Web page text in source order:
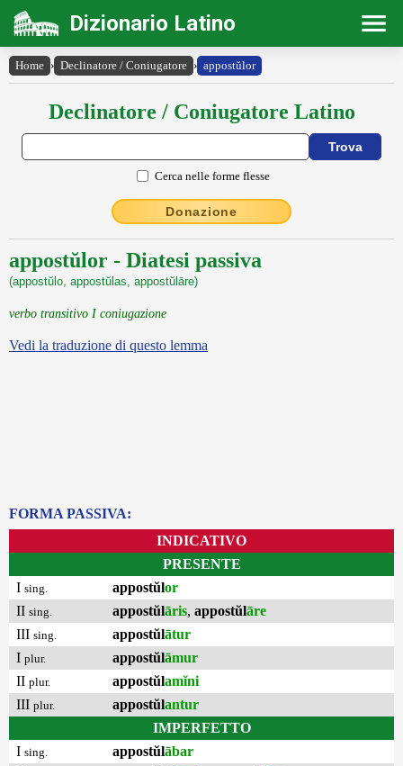
Dizionario Latino
Home › Declinatore / Coniugatore › appostŭlor
Declinatore / Coniugatore Latino
Cerca nelle forme flesse
Donazione
appostŭlor - Diatesi passiva
(appostŭlo, appostŭlas, appostŭlāre)
verbo transitivo I coniugazione
Vedi la traduzione di questo lemma
FORMA PASSIVA:
INDICATIVO
PRESENTE
I sing. appostŭlor
II sing. appostŭlāris, appostŭlāre
III sing. appostŭlātur
I plur. appostŭlāmur
II plur. appostŭlamĭni
III plur. appostŭlantur
IMPERFETTO
I sing. appostŭlābar